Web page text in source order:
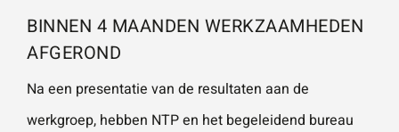
BINNEN 4 MAANDEN WERKZAAMHEDEN
AFGEROND
Na een presentatie van de resultaten aan de
werkgroep, hebben NTP en het begeleidend bureau